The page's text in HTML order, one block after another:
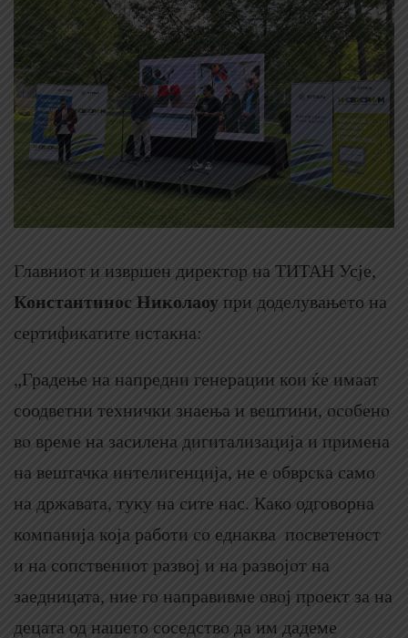
Главниот и извршен директор на ТИТАН Усје,
Константинос Николаоу при доделувањето на
сертификатите истакна:
„Градење на напредни генерации кои ќе имаат
соодветни технички знаења и вештини, особено
во време на засилена дигитализација и примена
на вештачка интелигенција, не е обврска само
на државата, туку на сите нас. Како одговорна
компанија која работи со еднаква посветеност
и на сопствениот развој и на развојот на
заедницата, ние го направивме овој проект за на
децата од нашето соседство да им дадеме